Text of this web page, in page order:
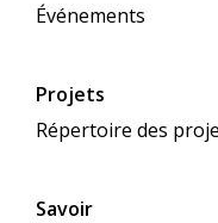
Événements
Projets
Répertoire des
Savoir